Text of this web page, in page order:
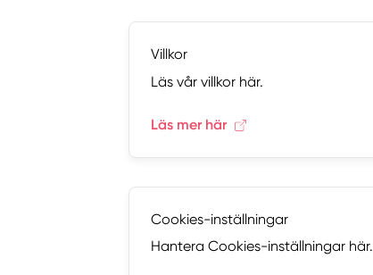
Villkor
Läs vår villkor här.
Läs mer här
Cookies-inställningar
Hantera Cookies-inställningar här.